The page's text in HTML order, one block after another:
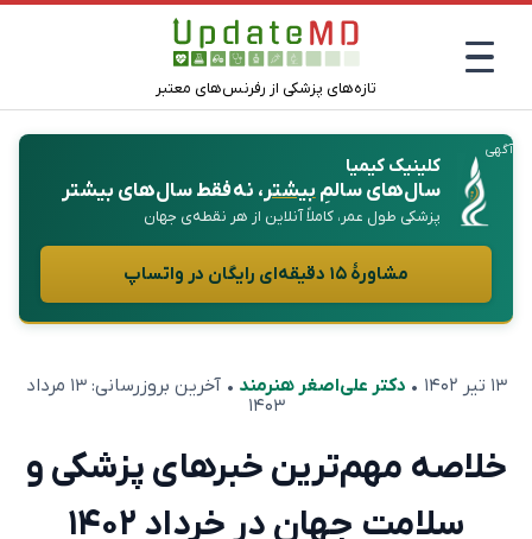
تازه‌های پزشکی از رفرنس‌های معتبر
آگهی
کلینیک کیمیا
سال‌های سالمِبیشتر، نه فقط سال‌های بیشتر
پزشکی طول عمر، کاملاً آنلاین از هر نقطه‌ی جهان
مشاورهٔ ۱۵ دقیقه‌ای رایگان در واتساپ
۱۳ تیر ۱۴۰۲ •دکتر علی‌اصغر هنرمند • آخرین بروزرسانی:
۱۳ مرداد
۱۴۰۳
خلاصه مهم‌ترین خبرهای پزشکی و
سلامت جهان در خرداد ۱۴۰۲